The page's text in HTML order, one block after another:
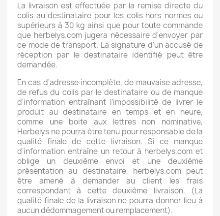
La livraison est effectuée par la remise directe du
colis au destinataire pour les colis hors-normes ou
supérieurs à 30 kg ainsi que pour toute commande
que herbelys.com jugera nécessaire d'envoyer par
ce mode de transport. La signature d'un accusé de
réception par le destinataire identifié peut être
demandée.
En cas d'adresse incomplète, de mauvaise adresse,
de refus du colis par le destinataire ou de manque
d'information entraînant l’impossibilité de livrer le
produit au destinataire en temps et en heure,
comme une boite aux lettres non nominative,
Herbelys ne pourra être tenu pour responsable de la
qualité finale de cette livraison. Si ce manque
d'information entraîne un retour à herbelys.com et
oblige un deuxième envoi et une deuxième
présentation au destinataire, herbelys.com peut
être amené à demander au client les frais
correspondant à cette deuxième livraison. (La
qualité finale de la livraison ne pourra donner lieu à
aucun dédommagement ou remplacement).